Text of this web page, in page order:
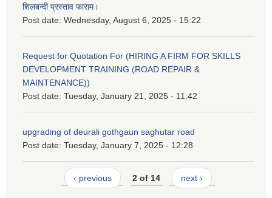
शिलबन्दी प्रस्ताव फाराम।
Post date: Wednesday, August 6, 2025 - 15:22
Request for Quotation For (HIRING A FIRM FOR SKILLS
DEVELOPMENT TRAINING (ROAD REPAIR &
MAINTENANCE))
Post date: Tuesday, January 21, 2025 - 11:42
upgrading of deurali gothgaun saghutar road
Post date: Tuesday, January 7, 2025 - 12:28
‹ previous 2 of 14 next ›